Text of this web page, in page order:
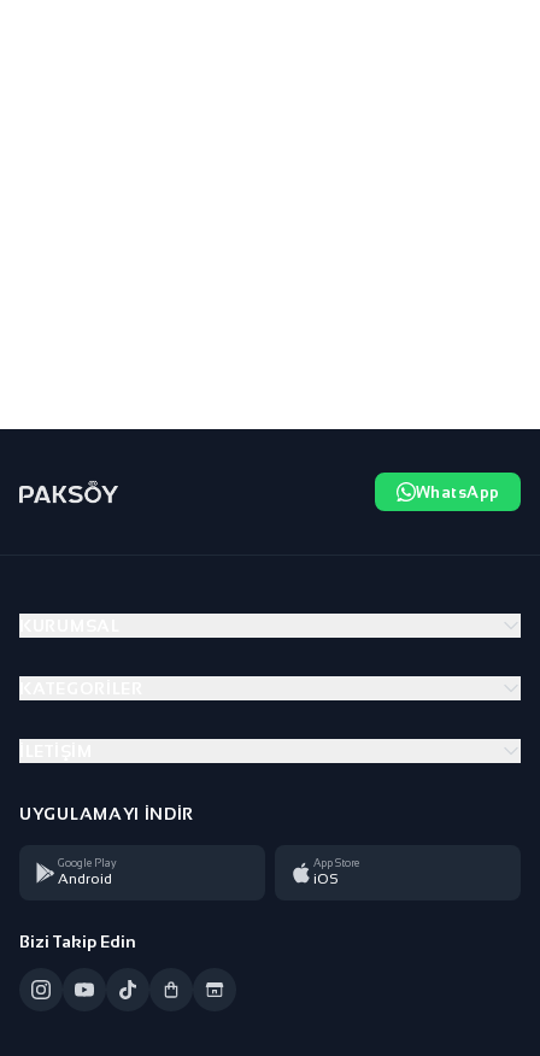
WhatsApp
UYGULAMAYI İNDIR
Google Play
Android
App Store
iOS
Bizi Takip Edin